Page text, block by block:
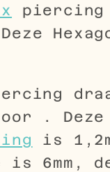
piercing
. Deze
is
6mm,